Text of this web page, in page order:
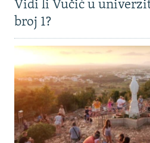
Vidi li Vučić u
broj 1?